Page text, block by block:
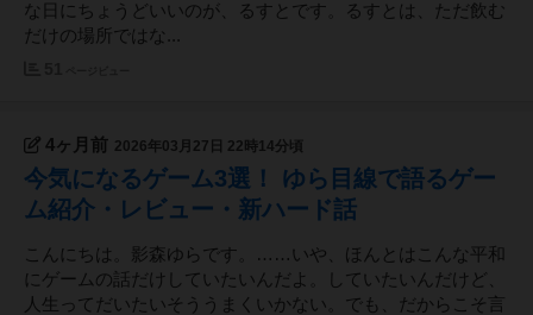
な日にちょうどいいのが、るすとです。るすとは、ただ飲む
だけの場所ではな...
4ヶ月前 2026年03月27日 22時14分頃
今気になるゲーム3選！ ゆら目線で語るゲー
ム紹介・レビュー・新ハード話
こんにちは。影森ゆらです。……いや、ほんとはこんな平和
にゲームの話だけしていたいんだよ。していたいんだけど、
人生ってだいたいそううまくいかない。でも、だからこそ言